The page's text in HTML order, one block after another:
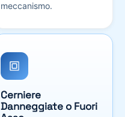
meccanismo.
Cerniere
Danneggiate o Fuori